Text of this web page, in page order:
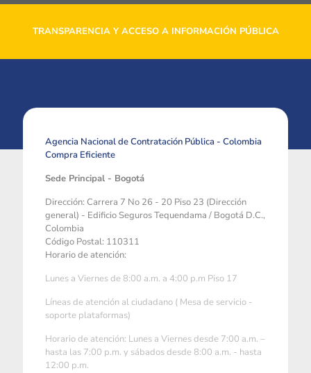
TRANSPARENCIA Y ACCESO A INFORMACIÓN PÚBLICA
Agencia Nacional de Contratación Pública - Colombia
Compra Eficiente
Sede Principal - Bogotá
Dirección: Carrera 7 No 26 - 20 Piso 23 (Dirección
general) - Edificio Seguros Tequendama / Bogotá D.C.,
Colombia
Código Postal: 110311
Horario de atención:
Lunes a Viernes de 8:00 a.m. a 4:00 p.m Piso 17
Líneas de atención al ciudadano ( Mesa de servicio -
soporte plataformas)
Horario de atención: Lunes a Viernes desde 7:00 a.m. –
hasta las 7:00 p.m. y sábados desde 8:00 a.m. - hasta
12:00 p.m.